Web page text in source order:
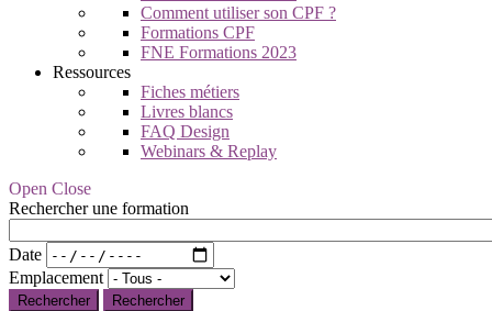
Comment utiliser son CPF ?
Formations CPF
FNE Formations 2023
Ressources
Fiches métiers
Livres blancs
FAQ Design
Webinars & Replay
Open Close
Rechercher une formation
Date
Emplacement
Rechercher